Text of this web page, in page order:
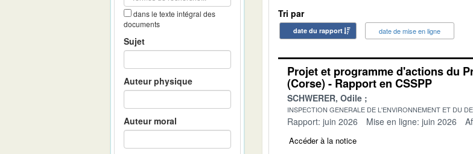
dans le texte intégral des
documents
Sujet
Auteur physique
Auteur moral
Tri par
date du rapport date de mise en ligne
Projet et programme d'actions du
(Corse) - Rapport en CSSPP
SCHWERER, Odile
INSPECTION GENERALE DE L'ENVIRONNEMENT ET DU
Rapport: juin 2026 Mise en ligne: juin 2026
Accéder à la notice